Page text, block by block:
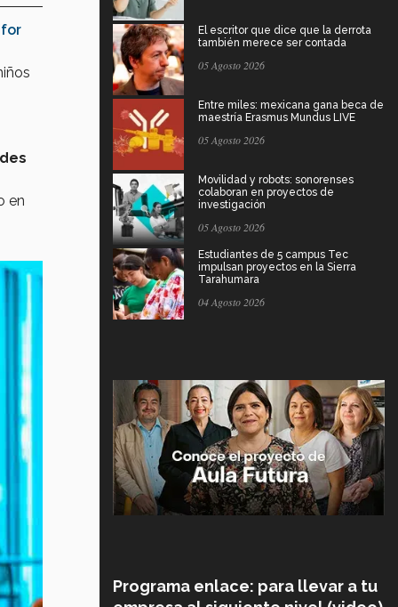
en
El escritor que dice que la derrota
también merece ser contada
05 Agosto 2026
Entre miles: mexicana gana beca de
maestría Erasmus Mundus LIVE
05 Agosto 2026
Movilidad y robots: sonorenses
colaboran en proyectos de
investigación
05 Agosto 2026
Estudiantes de 5 campus Tec
impulsan proyectos en la Sierra
Tarahumara
04 Agosto 2026
Programa enlace: para llevar a tu